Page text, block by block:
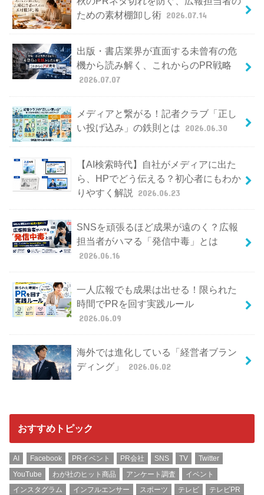
ための素材棚卸し術 2026.07.14
出版・書店業界が直面する未曾有の危
機から読み解く、これからのPR戦略
2026.07.07
メディアと繋がる！記者クラブ「正し
い投げ込み」の鉄則とは 2026.06.30
【AI検索時代】自社がメディアに出た
ら、HPでどう伝える？初心者にもわか
りやすく解説
2026.06.23
SNSを頑張るほど成果が遠のく？広報
担当者がハマる「発信中毒」とは
2026.06.16
一人広報でも成果は出せる！限られた
時間でPRを回す実践ルール
2026.06.09
海外では進化している「経営者ブラン
ディング」
2026.06.02
おすすめトピック
AI Facebook PRイベント PR会社 SNS TV
Twitter
YouTube
わが社のヒット商品 アンケート調査
イベント
インスタグラム
インフルエンサー スポーツ テレビ
テレビPR